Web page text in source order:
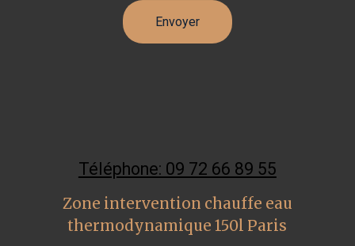
Téléphone: 09 72 66 89 55
Zone intervention chauffe eau
thermodynamique 150l Paris